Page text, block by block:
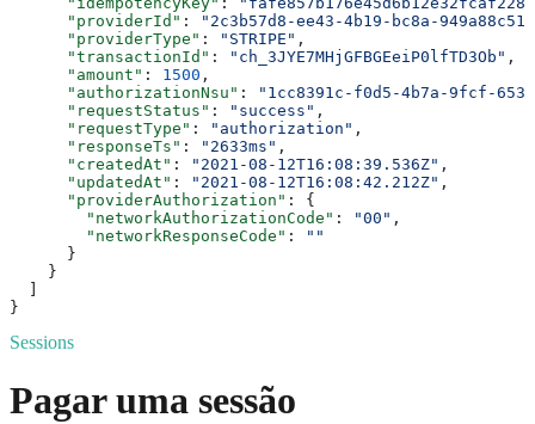
      "providerId"
:
"2c3b57d8-ee43-4b19-bc8a-
      "providerType"
: "STRIPE" ,
      "transactionId"
: "ch_3JYE7MHjGFBGEeiP0lfTD3Ob" ,
      "amount"
: 1500 ,
      "authorizationNsu"
:
"1cc8391c-f0d5-4b7a-9fcf-
      "requestStatus"
: "success" ,
      "requestType"
: "authorization" ,
      "responseTs"
: "2633ms" ,
      "createdAt"
: "2021-08-12T16:08:39.536Z" ,
      "updatedAt"
: "2021-08-12T16:08:42.212Z" ,
      "providerAuthorization"
: {
        "networkAuthorizationCode"
: "00" ,
        "networkResponseCode"
:
""
      }
    }
}
Sessions
Pagar uma sessão